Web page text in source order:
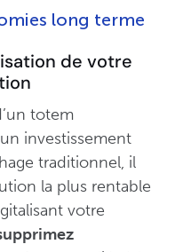
long terme
de votre
totem
investissement
traditionnel, il
la plus rentable
votre